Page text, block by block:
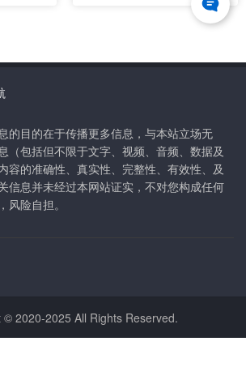
的目的在于传播更多信息，与本站立场无
（包括但不限于文字、视频、音频、数据及
容的准确性、真实性、完整性、有效性、及
信息并未经过本网站证实，不对您构成任何
风险自担。
© 2020-2025 All Rights Reserved.